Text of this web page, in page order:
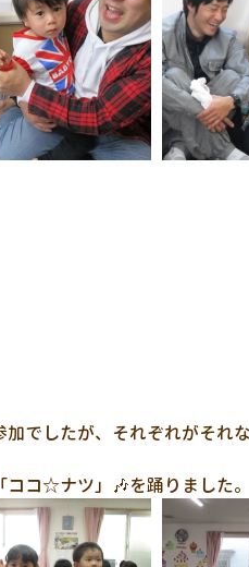
でしたが、それぞれがそれ
コ☆ナツ」🎶を踊りました。